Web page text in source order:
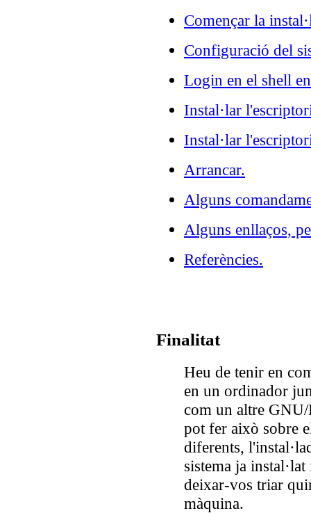
Començar la
Configuració del
Login en el shell
Instal·lar
Instal·lar
Arrancar.
Alguns
Alguns enllaços,
Referències.
Finalitat
Heu de tenir en
en un ordinador
com un altre
pot fer això sobre
diferents,
sistema ja
deixar-vos triar
màquina.